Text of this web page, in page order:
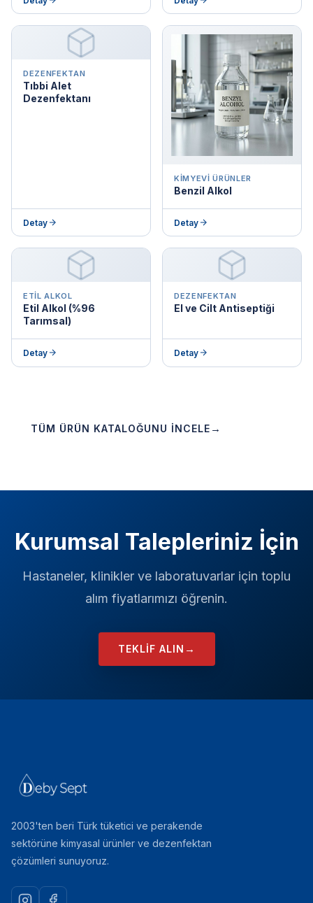
DEZENFEKTAN
Tıbbi Alet
Dezenfektanı
Detay
KIMYEVI ÜRÜNLER
Benzil Alkol
Detay
ETIL ALKOL
Etil Alkol (%96
Tarımsal)
Detay
DEZENFEKTAN
El ve Cilt Antiseptiği
Detay
TÜM ÜRÜN KATALOĞUNU İNCELE →
Kurumsal Talepleriniz İçin
Hastaneler, klinikler ve laboratuvarlar için toplu
alım fiyatlarımızı öğrenin.
TEKLIF ALIN →
2003'ten beri Türk tüketici ve perakende
sektörüne kimyasal ürünler ve dezenfektan
çözümleri sunuyoruz.